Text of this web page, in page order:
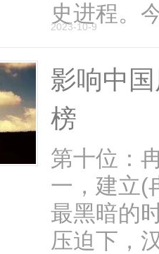
史进程。
2023-10-9
影响中
榜
第十位：
一，建立(
最黑暗的
压迫下，